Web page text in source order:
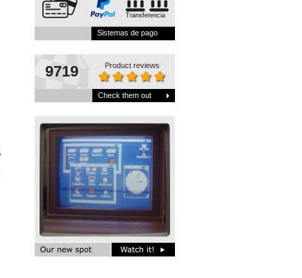
Transferencia
Sistemas de pago
9719 Product reviews
Check them out